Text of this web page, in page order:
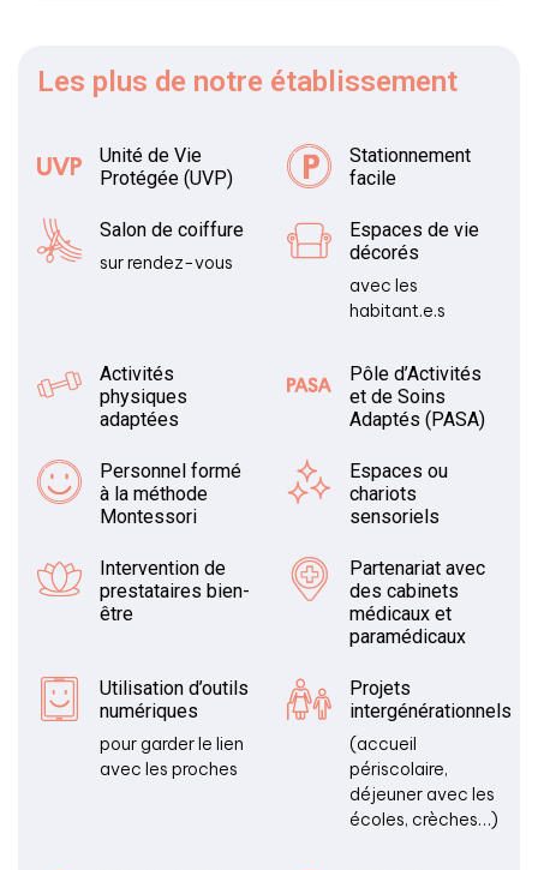
Les plus de notre établissement
Unité de Vie
Protégée (UVP)
Stationnement
facile
Salon de coiffure
sur rendez-vous
Espaces de vie
décorés
avec les
habitant.e.s
Activités
physiques
adaptées
Pôle d’Activités
et de Soins
Adaptés (PASA)
Personnel formé
à la méthode
Montessori
Espaces ou
chariots
sensoriels
Intervention de
prestataires bien-
être
Partenariat avec
des cabinets
médicaux et
paramédicaux
Utilisation d’outils
numériques
pour garder le lien
avec les proches
Projets
intergénérationnels
(accueil
périscolaire,
déjeuner avec les
écoles, crèches…)